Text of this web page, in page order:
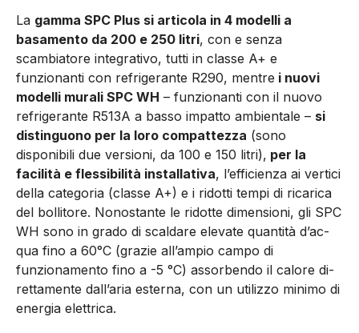
La gamma SPC Plus si artico­la in 4 modelli a
basamento da 200 e 250 litri, con e senza
scambiatore integrativo, tutti in classe A+ e
funzionanti con re­frigerante R290, mentre i nuovi
modelli murali SPC WH – funzio­nanti con il nuovo
refrigerante R513A a basso impatto ambien­tale – si
distinguono per la loro compattezza (sono
disponibili due versioni, da 100 e 150 litri), per la
facilità e flessibilità instal­lativa, l’efficienza ai vertici
del­la categoria (classe A+) e i ridot­ti tempi di ricarica
del bollitore. Nonostante le ridotte dimensio­ni, gli SPC
WH sono in grado di scaldare elevate quantità d’ac­
qua fino a 60°C (grazie all’ampio campo di
funzionamento fino a -5 °C) assorbendo il calore di­
rettamente dall’aria esterna, con un utilizzo minimo di
ener­gia elettrica.